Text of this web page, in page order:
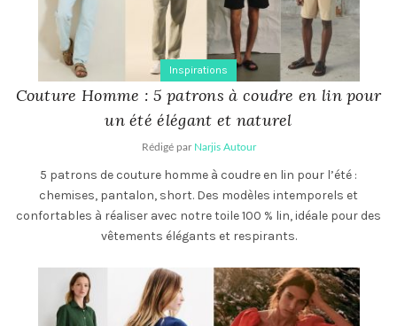
Inspirations
Couture Homme : 5 patrons à coudre en lin pour
un été élégant et naturel
Rédigé par Narjis Autour
5 patrons de couture homme à coudre en lin pour l’été :
chemises, pantalon, short. Des modèles intemporels et
confortables à réaliser avec notre toile 100 % lin, idéale pour des
vêtements élégants et respirants.